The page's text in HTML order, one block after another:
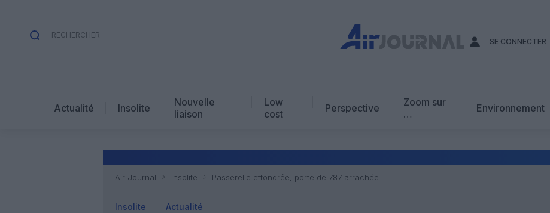
SE CONNECTER
Actualité Insolite
Nouvelle
liaison
Low
cost
Perspective
Zoom sur
…
Environnement
Air Journal Insolite Passerelle effondrée, porte de 787 arrachée
Insolite Actualité